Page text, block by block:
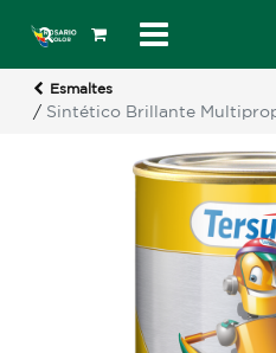
Esmaltes
/ Sintético Brillante